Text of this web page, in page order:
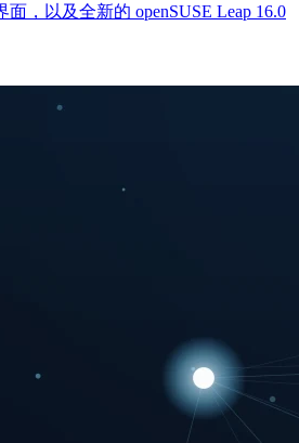
面，以及全新的 openSUSE Leap 16.0